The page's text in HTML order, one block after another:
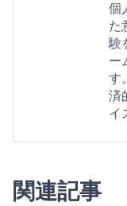
個
た
験
ー
す
済
イ
関連記事